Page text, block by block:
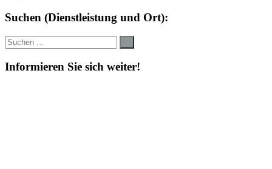
Suchen (Dienstleistung und Ort):
Suche
nach:
Informieren Sie sich weiter!